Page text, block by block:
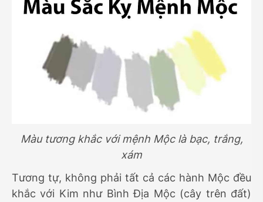
Màu tương khắc với mệnh Mộc là bạc, trắng,
xám
Tương tự, không phải tất cả các hành Mộc đều
khắc với Kim như Bình Địa Mộc (cây trên đất)